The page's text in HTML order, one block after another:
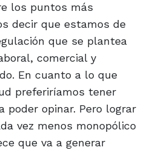
los puntos más
decir que estamos de
que se plantea
comercial y
En cuanto a lo que
preferiríamos tener
poder opinar. Pero lograr
vez menos monopólico
que va a generar